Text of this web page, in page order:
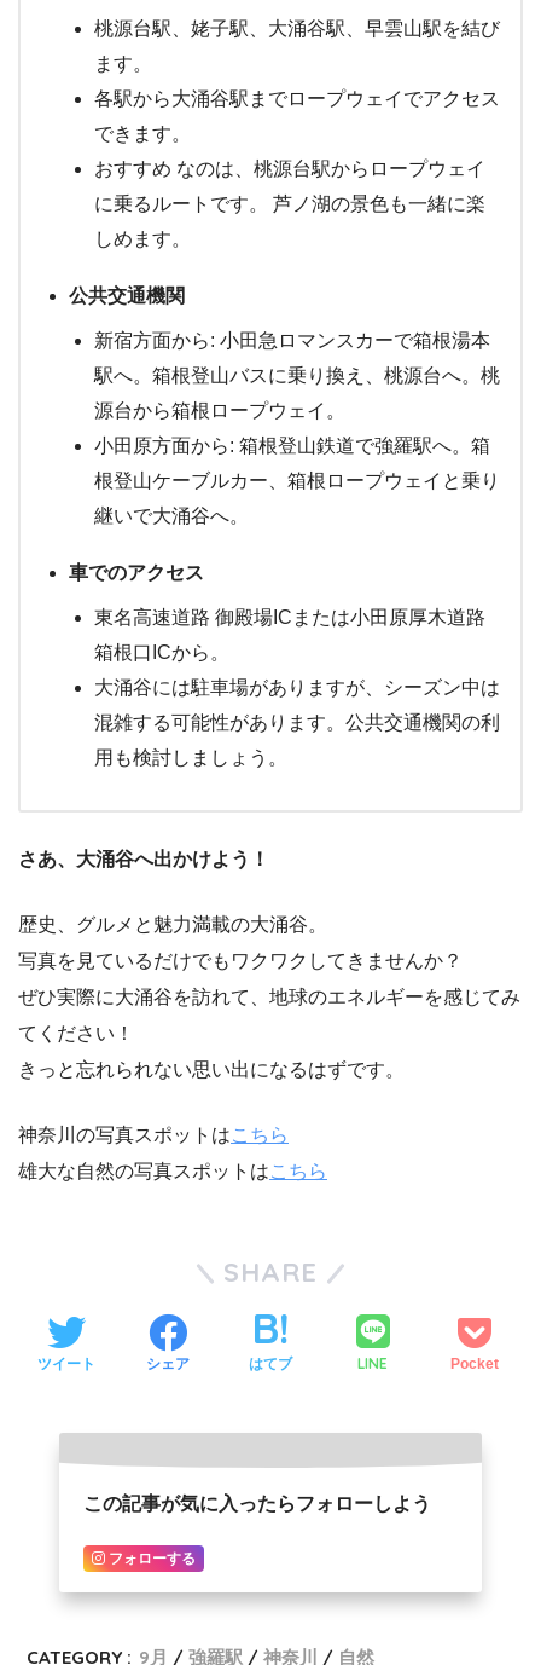
桃源台駅、姥子駅、大涌谷駅、早雲山駅を結び
ます。
各駅から大涌谷駅までロープウェイでアクセス
できます。
おすすめ なのは、桃源台駅からロープウェイ
に乗るルートです。 芦ノ湖の景色も一緒に楽
しめます。
公共交通機関
新宿方面から: 小田急ロマンスカーで箱根湯本
駅へ。箱根登山バスに乗り換え、桃源台へ。桃
源台から箱根ロープウェイ。
小田原方面から: 箱根登山鉄道で強羅駅へ。箱
根登山ケーブルカー、箱根ロープウェイと乗り
継いで大涌谷へ。
車でのアクセス
東名高速道路 御殿場ICまたは小田原厚木道路
箱根口ICから。
大涌谷には駐車場がありますが、シーズン中は
混雑する可能性があります。公共交通機関の利
用も検討しましょう。
さあ、大涌谷へ出かけよう！
歴史、グルメと魅力満載の大涌谷。
写真を見ているだけでもワクワクしてきませんか？
ぜひ実際に大涌谷を訪れて、地球のエネルギーを感じてみ
てください！
きっと忘れられない思い出になるはずです。
神奈川の写真スポットはこちら
雄大な自然の写真スポットはこちら
SHARE
ツイート シェア はてブ LINE Pocket
この記事が気に入ったらフォローしよう
フォローする
CATEGORY : 9月 強羅駅 神奈川 自然